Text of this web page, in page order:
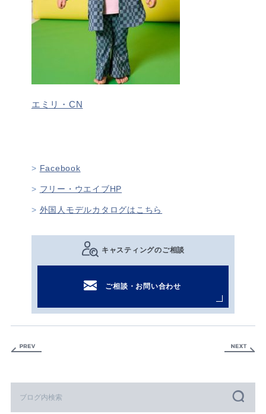
エミリ・CN
Facebook
フリー・ウエイブHP
外国人モデルカタログはこちら
キャスティングのご相談
ご相談・お問い合わせ